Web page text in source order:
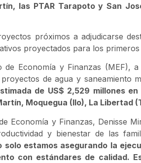
las PTAR Tarapoto y San
próximos a adjudicarse
proyectados para los
de Economía y Finanzas (MEF),
de agua y saneamiento
de US$ 2,529 millones
Moquegua (Ilo), La Libertad
Economía y Finanzas, Denisse
y bienestar de las
solo estamos asegurando la
con estándares de calidad.